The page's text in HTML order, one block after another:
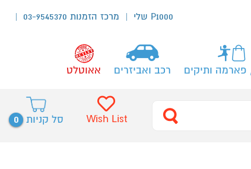
P1000 שלי מרכז הזמנות 03-9545370
פארמה ותיקים רכב ואביזרים אאוטלט
סל קניות 0 Wish List